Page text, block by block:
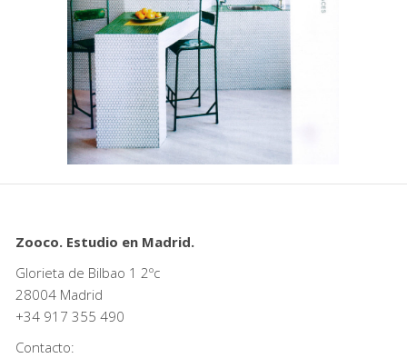
Zooco. Estudio en Madrid.
Glorieta de Bilbao 1 2ºc
28004 Madrid
+34 917 355 490
Contacto: